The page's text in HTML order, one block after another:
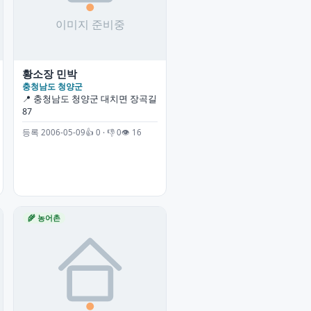
황소장 민박
충청남도 청양군
📍 충청남도 청양군 대치면 장곡길
87
등록 2006-05-09👍 0 · 👎 0👁 16
🌾 농어촌